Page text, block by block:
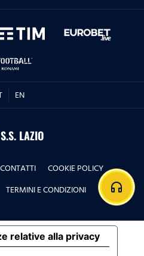
EN
S.S. LAZIO
CONTATTI
COOKIE POLICY
TERMINI E CONDIZIONI headphones
relative alla privacy